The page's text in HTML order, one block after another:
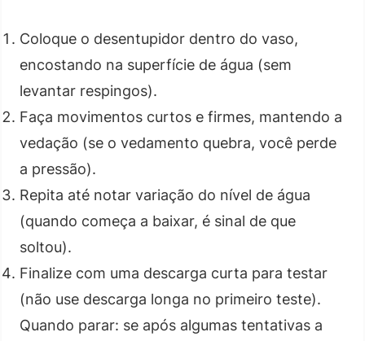
Coloque o desentupidor dentro do vaso,
encostando na superfície de água (sem
levantar respingos).
Faça movimentos curtos e firmes, mantendo a
vedação (se o vedamento quebra, você perde
a pressão).
Repita até notar variação do nível de água
(quando começa a baixar, é sinal de que
soltou).
Finalize com uma descarga curta para testar
(não use descarga longa no primeiro teste).
Quando parar: se após algumas tentativas a